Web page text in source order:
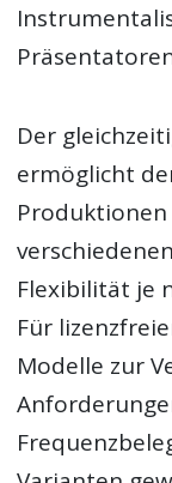
Der
ermöglicht
Flexibilität je
Für
Modelle zur